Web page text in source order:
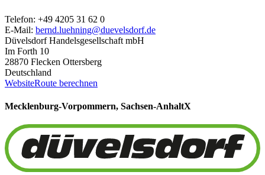
Telefon: +49 4205 31 62 0
E-Mail: bernd.luehning@duevelsdorf.de
Düvelsdorf Handelsgesellschaft mbH
Im Forth 10
28870 Flecken Ottersberg
Deutschland
WebsiteRoute berechnen
Mecklenburg-Vorpommern, Sachsen-AnhaltX